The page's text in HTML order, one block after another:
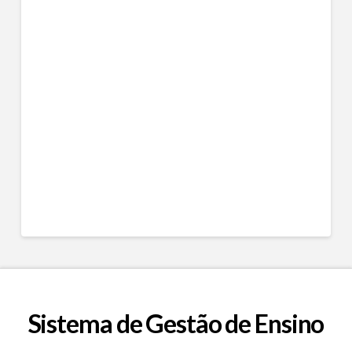
Sistema de Gestão de Ensino